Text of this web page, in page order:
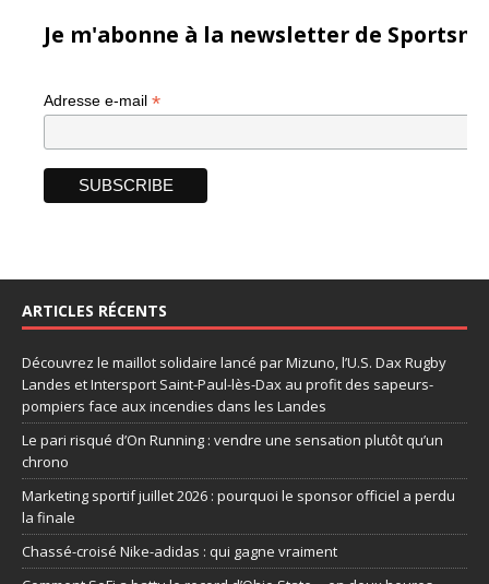
Je m'abonne à la newsletter de
Adresse e-mail *
ARTICLES RÉCENTS
Découvrez le maillot solidaire lancé par Mizuno, l’U.S. Dax Rugby
Landes et Intersport Saint-Paul-lès-Dax au profit des sapeurs-
pompiers face aux incendies dans les Landes
Le pari risqué d’On Running : vendre une sensation plutôt qu’un
chrono
Marketing sportif juillet 2026 : pourquoi le sponsor officiel a perdu
la finale
Chassé-croisé Nike-adidas : qui gagne vraiment